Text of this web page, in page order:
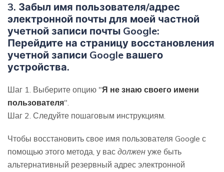
3. Забыл имя пользователя/адрес
электронной почты для моей частной
учетной записи почты Google:
Перейдите на страницу восстановления
учетной записи Google вашего
устройства.
Шаг 1. Выберите опцию "Я не знаю своего имени
пользователя".
Шаг 2. Следуйте пошаговым инструкциям.
Чтобы восстановить свое имя пользователя Google с
помощью этого метода, у вас должен уже быть
альтернативный резервный адрес электронной